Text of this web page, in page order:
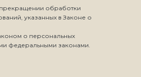
прекращении обработки
указанных в Законе о
о персональных
федеральными законами.